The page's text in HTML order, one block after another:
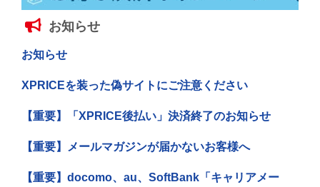
お知らせ
お知らせ
XPRICEを装った偽サイトにご注意ください
【重要】「XPRICE後払い」決済終了のお知らせ
【重要】メールマガジンが届かないお客様へ
【重要】docomo、au、SoftBank「キャリアメー